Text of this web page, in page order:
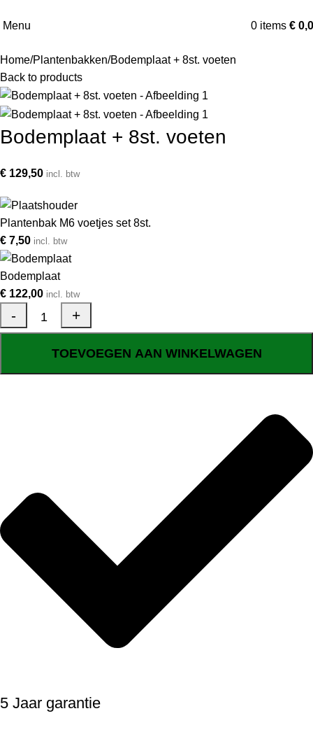
Menu 0 items €
Home Plantenbakken Bodemplaat + 8st. voeten
Back to products
Bodemplaat + 8st. voeten
€ 129,50 incl. btw
Plantenbak M6 voetjes set 8st.
€ 7,50 incl. btw
Bodemplaat
€ 122,00 incl. btw
TOEVOEGEN AAN WINKELWAGEN
5 Jaar garantie